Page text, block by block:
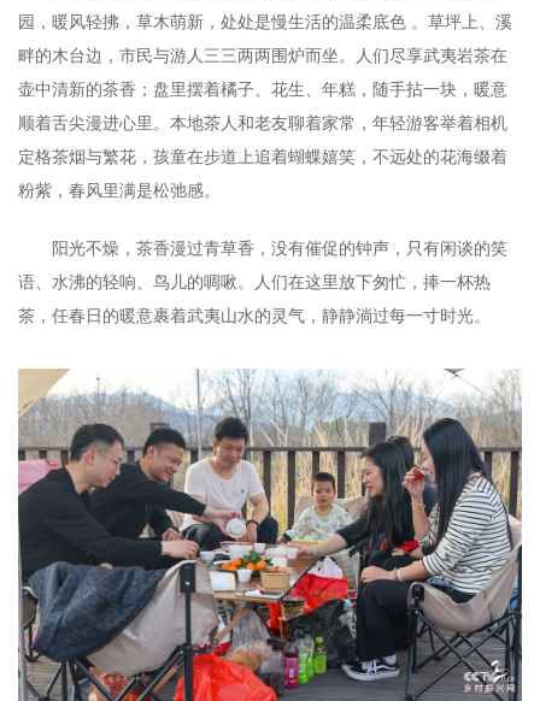
园，暖风轻拂，草木萌新，处处是慢生活的温柔底色 。草坪上、溪
畔的木台边，市民与游人三三两两围炉而坐。人们尽享武夷岩茶在
壶中清新的茶香；盘里摆着橘子、花生、年糕，随手拈一块，暖意
顺着舌尖漫进心里。本地茶人和老友聊着家常，年轻游客举着相机
定格茶烟与繁花，孩童在步道上追着蝴蝶嬉笑，不远处的花海缀着
粉紫，春风里满是松弛感。
阳光不燥，茶香漫过青草香，没有催促的钟声，只有闲谈的笑
语、水沸的轻响、鸟儿的啁啾。人们在这里放下匆忙，捧一杯热
茶，任春日的暖意裹着武夷山水的灵气，静静淌过每一寸时光。